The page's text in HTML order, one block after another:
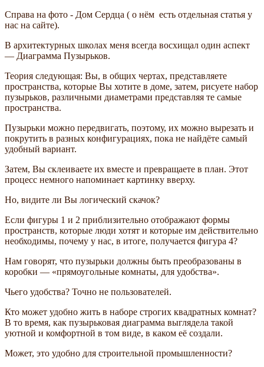
Справа на фото - Дом Сердца ( о нём есть отдельная статья у
нас на сайте).
В архитектурных школах меня всегда восхищал один аспект
— Диаграмма Пузырьков.
Теория следующая: Вы, в общих чертах, представляете
пространства, которые Вы хотите в доме, затем, рисуете набор
пузырьков, различными диаметрами представляя те самые
пространства.
Пузырьки можно передвигать, поэтому, их можно вырезать и
покрутить в разных конфигурациях, пока не найдёте самый
удобный вариант.
Затем, Вы склеиваете их вместе и превращаете в план. Этот
процесс немного напоминает картинку вверху.
Но, видите ли Вы логический скачок?
Если фигуры 1 и 2 приблизительно отображают формы
пространств, которые люди хотят и которые им действительно
необходимы, почему у нас, в итоге, получается фигура 4?
Нам говорят, что пузырьки должны быть преобразованы в
коробки — «прямоугольные комнаты, для удобства».
Чьего удобства? Точно не пользователей.
Кто может удобно жить в наборе строгих квадратных комнат?
В то время, как пузырьковая диаграмма выглядела такой
уютной и комфортной в том виде, в каком её создали.
Может, это удобно для строительной промышленности?